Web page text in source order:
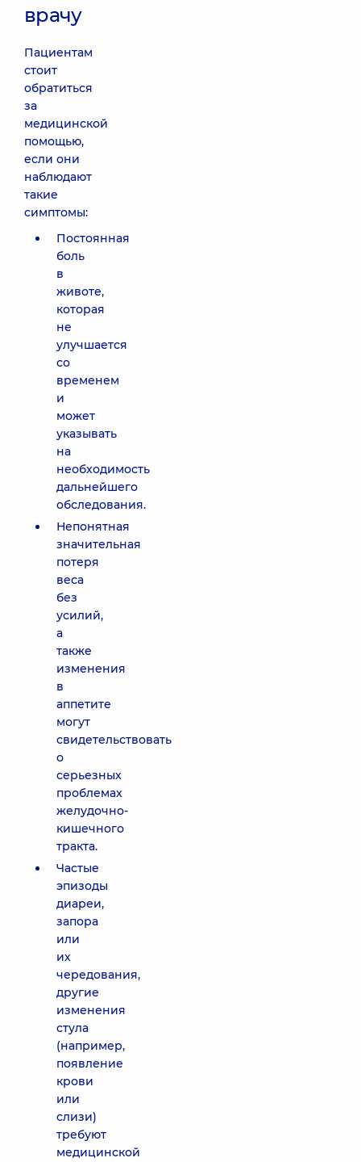
врачу
Пациентам
стоит
обратиться
за
медицинской
помощью,
если они
наблюдают
такие
симптомы:
Постоянная
боль
в
животе,
которая
не
улучшается
со
временем
и
может
указывать
на
необходимость
дальнейшего
обследования.
Непонятная
значительная
потеря
веса
без
усилий,
а
также
изменения
в
аппетите
могут
свидетельствовать
о
серьезных
проблемах
желудочно-
кишечного
тракта.
Частые
эпизоды
диареи,
запора
или
их
чередования,
другие
изменения
стула
(например,
появление
крови
или
слизи)
требуют
медицинской